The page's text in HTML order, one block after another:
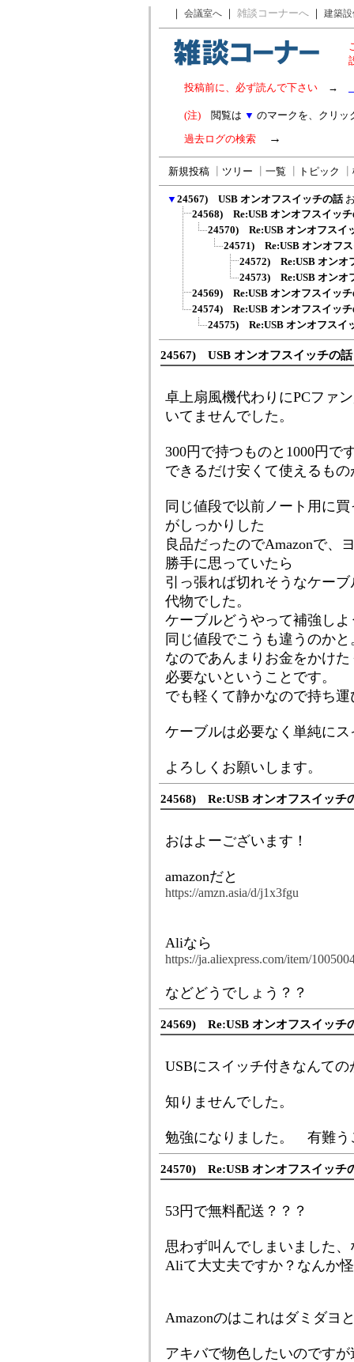
｜ 会議室へ ｜ 雑談コーナーへ ｜ 建築
投稿前に、必ず読んで下さい →
(注) 閲覧は ▼ のマークを、クリッ
過去ログの検索 →
新規投稿 ツリー 一覧 トピック
▼ 24567) USB オンオフスイッチの話
24568) Re:USB オンオフスイッ
24570) Re:USB オンオフスイ
24571) Re:USB オンオフ
24572) Re:USB オンオ
24573) Re:USB オンオ
24569) Re:USB オンオフスイッ
24574) Re:USB オンオフスイッ
24575) Re:USB オンオフスイ
24567) USB オンオフスイッチの話
卓上扇風機代わりにPCファ
いてませんでした。
300円で持つものと1000円で
できるだけ安くて使えるも
同じ値段で以前ノート用に
がしっかりした
良品だったのでAmazonで、
勝手に思っていたら
引っ張れば切れそうなケー
代物でした。
ケーブルどうやって補強し
同じ値段でこうも違うのかと
なのであんまりお金をかけ
必要ないということです。
でも軽くて静かなので持ち
ケーブルは必要なく単純に
よろしくお願いします。
24568) Re:USB オンオフスイッチ
おはよーございます！
amazonだと
https://amzn.asia/d/j1x3fgu
Aliなら
https://ja.aliexpress.com/item/
などどうでしょう？？
24569) Re:USB オンオフスイッチ
USBにスイッチ付きなんて
知りませんでした。
勉強になりました。 有難う
24570) Re:USB オンオフスイッチ
53円で無料配送？？？
思わず叫んでしまいました
Aliて大丈夫ですか？なんか
Amazonのはこれはダミダヨ
アキバで物色したいのです